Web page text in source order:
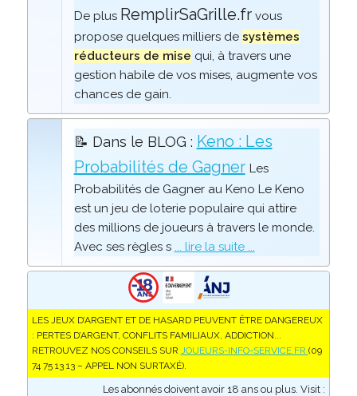
De plus RemplirSaGrille.frvous
propose quelques milliers de systèmes
réducteurs de mise qui, à travers une
gestion habile de vos mises, augmente vos
chances de gain.
📝 Dans le BLOG : Keno : Les
Probabilités de Gagner Les
Probabilités de Gagner au Keno Le Keno
est un jeu de loterie populaire qui attire
des millions de joueurs à travers le monde.
Avec ses règles s ... lire la suite ...
LES JEUX D’ARGENT ET DE HASARD PEUVENT ÊTRE DANGEREUX
: PERTES D’ARGENT, CONFLITS FAMILIAUX, ADDICTION...
RETROUVEZ NOS CONSEILS SUR JOUEURS-INFO-SERVICE.FR (09
74 75 13 13 – APPEL NON SURTAXÉ).
Les abonnés doivent avoir 18 ans ou plus. Visit :